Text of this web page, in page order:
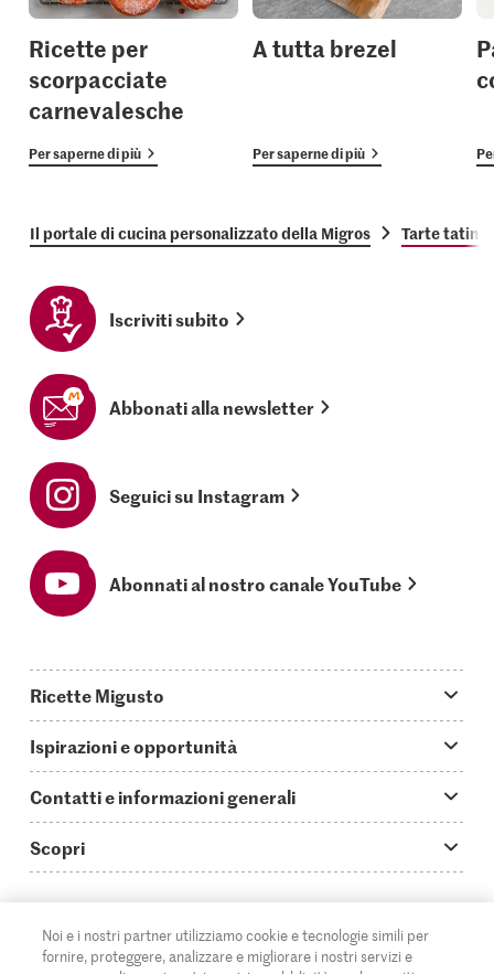
Ricette per
scorpacciate
carnevalesche
Per saperne di più
A tutta brezel
Per saperne di più
Il portale di cucina personalizzato della Migros Tarte tatin
Iscriviti subito
Abbonati alla newsletter
Seguici su Instagram
Abonnati al nostro canale YouTube
Ricette Migusto
Oggi cucino
Piatti principali
Ricette semplici & veloci
Ricette al forno
Ispirazioni e opportunità
Storie
Video How to
Login Migusto
Contatti e informazioni generali
Guida alle abbreviazioni
Contatti
Scopri
Migros Online
Noi e i nostri partner utilizziamo cookie e tecnologie simili per
fornire, proteggere, analizzare e migliorare i nostri servizi e